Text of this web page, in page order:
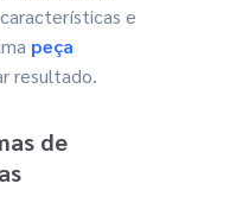
e
peça
resultado.
de